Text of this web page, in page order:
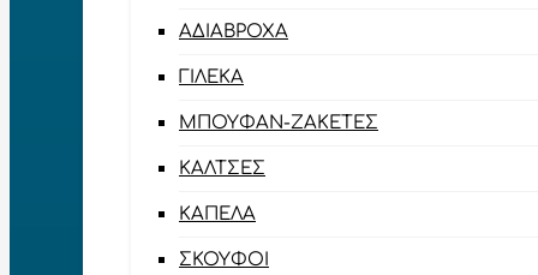
ΑΔΙΆΒΡΟΧΑ
ΓΙΛΈΚΑ
ΜΠΟΥΦΆΝ-ΖΑΚΈΤΕΣ
ΚΆΛΤΣΕΣ
ΚΑΠΈΛΑ
ΣΚΟΎΦΟΙ